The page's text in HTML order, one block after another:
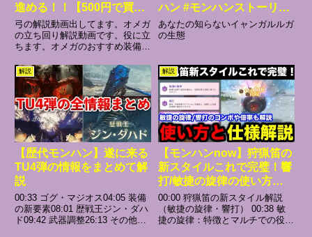
進める！！【500円で買え
るのは神の領域】
弓の解説動画出してます。オメガ
の立ち回り解説動画です。役に立
ちます。オメガのおすすめ装備３
違う場合は１回更新してみてくだ
さい弓の使い方総解説。各属性汎
用装備～接撃ビン～弓 必須スキ
ルの優先順位と...
ハン #モンハンストーリー
ズ3 #モンハン #shrots
あなたの知らないイャンガルルガ
の生態
解説
【歴代モンハン】遂に来る
TU4弾の情報をまとめて解
説
00:33 ゴグ・マジオス04:05 装備
の新要素08:01 歴戦王ジン・ダハ
ド09:42 武器調整26:13 その他ア
解説
【モンハンnow】狩猟笛の
新スタイルこれで完璧！響
打/敏捷の旋律の使い方や
仕様、バフ倍率とコマンド
やコンボなど解説！【モン
スターハンターNow/モン
00:00 狩猟笛の新スタイル解説
（敏捷の旋律・響打） 00:38 敏
捷の旋律：特徴とマルチでの役割